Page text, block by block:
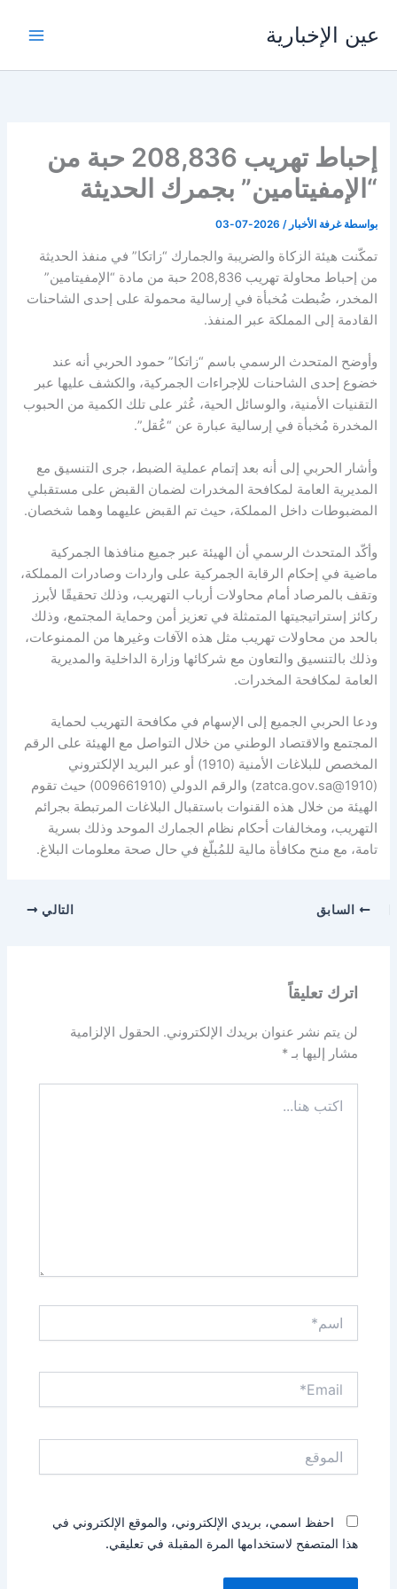
المحتوى
عين الإخبارية
إحباط تهريب 208,836 حبة من
“الإمفيتامين” بجمرك الحديثة
بواسطة غرفة الأخبار/
2026-07-03
تمكّنت هيئة الزكاة والضريبة والجمارك “زاتكا” في منفذ الحديثة
من إحباط محاولة تهريب 208,836 حبة من مادة “الإمفيتامين”
المخدر، ضُبطت مُخبأة في إرسالية محمولة على إحدى الشاحنات
القادمة إلى المملكة عبر المنفذ.
وأوضح المتحدث الرسمي باسم “زاتكا” حمود الحربي أنه عند
خضوع إحدى الشاحنات للإجراءات الجمركية، والكشف عليها عبر
التقنيات الأمنية، والوسائل الحية، عُثر على تلك الكمية من الحبوب
المخدرة مُخبأة في إرسالية عبارة عن “عُقل”.
وأشار الحربي إلى أنه بعد إتمام عملية الضبط، جرى التنسيق مع
المديرية العامة لمكافحة المخدرات لضمان القبض على مستقبلي
المضبوطات داخل المملكة، حيث تم القبض عليهما وهما شخصان.
وأكّد المتحدث الرسمي أن الهيئة عبر جميع منافذها الجمركية
ماضية في إحكام الرقابة الجمركية على واردات وصادرات المملكة،
وتقف بالمرصاد أمام محاولات أرباب التهريب، وذلك تحقيقًا لأبرز
ركائز إستراتيجيتها المتمثلة في تعزيز أمن وحماية المجتمع، وذلك
بالحد من محاولات تهريب مثل هذه الآفات وغيرها من الممنوعات،
وذلك بالتنسيق والتعاون مع شركائها وزارة الداخلية والمديرية
العامة لمكافحة المخدرات.
ودعا الحربي الجميع إلى الإسهام في مكافحة التهريب لحماية
المجتمع والاقتصاد الوطني من خلال التواصل مع الهيئة على الرقم
المخصص للبلاغات الأمنية (1910) أو عبر البريد الإلكتروني
(1910@zatca.gov.sa) والرقم الدولي (009661910) حيث تقوم
الهيئة من خلال هذه القنوات باستقبال البلاغات المرتبطة بجرائم
التهريب، ومخالفات أحكام نظام الجمارك الموحد وذلك بسرية
تامة، مع منح مكافأة مالية للمُبلّغ في حال صحة معلومات البلاغ.
السابق التالي
اترك تعليقاً
لن يتم نشر عنوان بريدك الإلكتروني. الحقول الإلزامية
مشار إليها بـ*
هنا...
احفظ اسمي، بريدي الإلكتروني، والموقع الإلكتروني في
هذا المتصفح لاستخدامها المرة المقبلة في تعليقي.